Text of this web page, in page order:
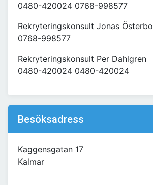
0480-420024 0768-998577
Rekryteringskonsult Jonas Österbo
0768-998577
Rekryteringskonsult Per Dahlgren
0480-420024 0480-420024
Besöksadress
Kaggensgatan 17
Kalmar